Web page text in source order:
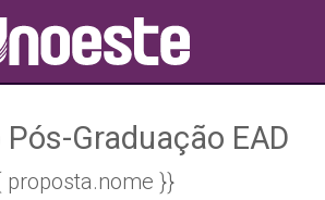
Graduação EAD
proposta.nome }}